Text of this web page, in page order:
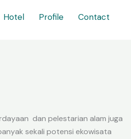
Hotel Profile Contact
dan pelestarian alam juga
sekali potensi ekowisata